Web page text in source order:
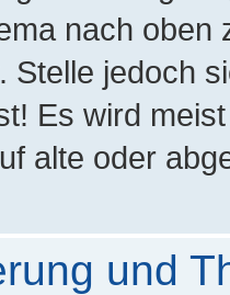
nach oben
Stelle jedoch
Es wird
alte oder
und